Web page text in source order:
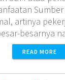
Sumber
artinya
besarnya
READ MORE